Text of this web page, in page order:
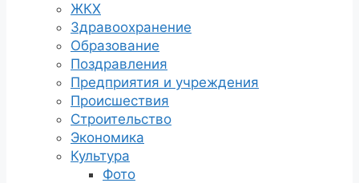
ЖКХ
Здравоохранение
Образование
Поздравления
Предприятия и учреждения
Происшествия
Строительство
Экономика
Культура
Фото